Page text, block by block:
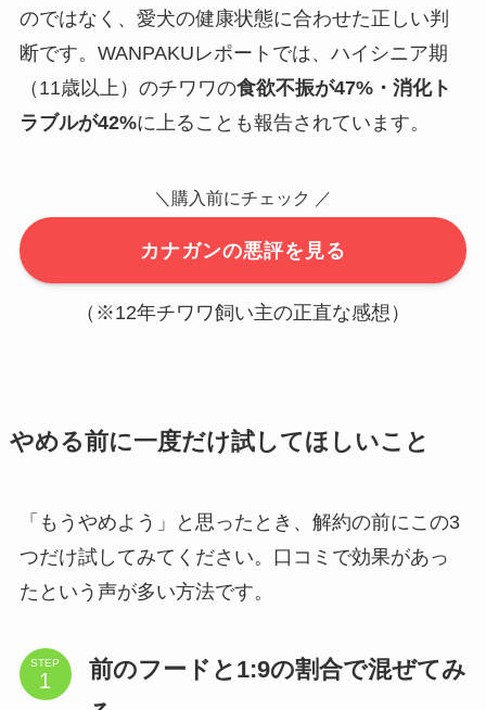
のではなく、愛犬の健康状態に合わせた正しい判
断です。WANPAKUレポートでは、ハイシニア期
（11歳以上）のチワワの食欲不振が47%・消化ト
ラブルが42%に上ることも報告されています。
＼購入前にチェック ／
カナガンの悪評を見る
（※12年チワワ飼い主の正直な感想）
やめる前に一度だけ試してほしいこと
「もうやめよう」と思ったとき、解約の前にこの3
つだけ試してみてください。口コミで効果があっ
たという声が多い方法です。
STEP
前のフードと1:9の割合で混ぜてみ